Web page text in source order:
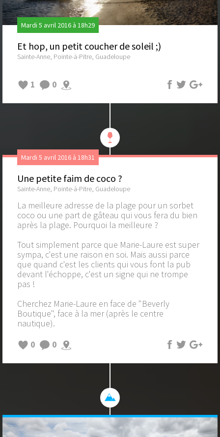
Mardi 5 avril 2016 à 18h29
Et hop, un petit coucher de soleil ;)
Sainte-Anne, Pointe-à-Pitre, Guadeloupe
1 0
Mardi 5 avril 2016 à 18h31
Une petite faim de coco ?
Sainte-Anne, Pointe-à-Pitre, Guadeloupe
La meilleure adresse de la plage pour un sorbet
coco ou une part de gâteau qui vous fera du bien
après la plage. Pourquoi la meilleure ?
Tout simplement parce que Marie-Laure est super
sympa, c'est une raison en soi. Mais aussi parce
que quand c'est les clients qui vous font la pub
devant l'échoppe, c'est un signe qui ne trompe
pas !
Cherchez Marie-Laure en face de "Beverly
Boutique", face à la mer (après le centre
nautique).
0
0